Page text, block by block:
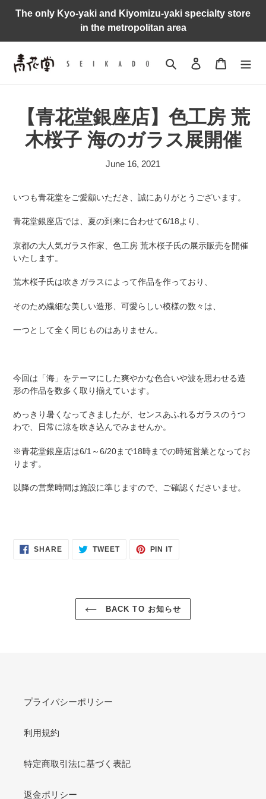
The only Kyo-yaki and Kiyomizu-yaki specialty store
in the metropolitan area
Search Log in Cart
【青花堂銀座店】色工房 荒
木桜子 海のガラス展開催
June 16, 2021
いつも青花堂をご愛顧いただき、誠にありがとうございます。
青花堂銀座店では、夏の到来に合わせて6/18より、
京都の大人気ガラス作家、色工房 荒木桜子氏の展示販売を開催
いたします。
荒木桜子氏は吹きガラスによって作品を作っており、
そのため繊細な美しい造形、可愛らしい模様の数々は、
一つとして全く同じものはありません。
今回は「海」をテーマにした爽やかな色合いや波を思わせる造
形の作品を数多く取り揃えています。
めっきり暑くなってきましたが、センスあふれるガラスのうつ
わで、日常に涼を吹き込んでみませんか。
※青花堂銀座店は6/1～6/20まで18時までの時短営業となってお
ります。
以降の営業時間は施設に準じますので、ご確認くださいませ。
SHARESHARE
ON
TWEETTWEET PIN ITPIN
BACK TO お知らせ
プライバシーポリシー
利用規約
特定商取引法に基づく表記
返金ポリシー